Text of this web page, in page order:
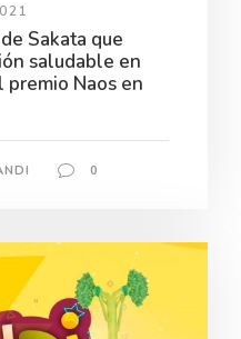
Sakata que
saludable en
Naos en
0